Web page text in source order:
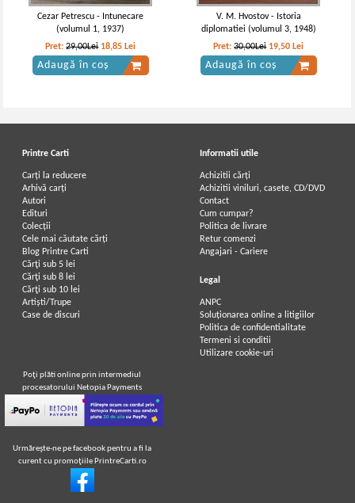
Cezar Petrescu - Intunecare
(volumul 1, 1937)
Pret:29,00Lei 18,85 Lei
Adaugă în coș
V. M. Hvostov - Istoria
diplomatiei (volumul 3, 1948)
Pret:30,00Lei 19,50 Lei
Adaugă în coș
Printre Carti
Carți la reducere
Arhivă carți
Autori
Edituri
Colecții
Cele mai căutate cărți
Blog Printre Carti
Cărţi sub 5 lei
Cărţi sub 8 lei
Cărţi sub 10 lei
Artiști/Trupe
Case de discuri
Informatii utile
Achizitii cărți
Achizitii viniluri, casete, CD/DVD
Contact
Cum cumpar?
Politica de livrare
Retur comenzi
Angajari - Cariere
Legal
ANPC
Soluționarea online a litigiilor
Politica de confidentialitate
Termeni si conditii
Utilizare cookie-uri
Poţi plăti online prin intermediul
procesatorului Netopia Payments
Urmăreşte-ne pe facebook pentru a fi la
curent cu promoţiile PrintreCarti.ro